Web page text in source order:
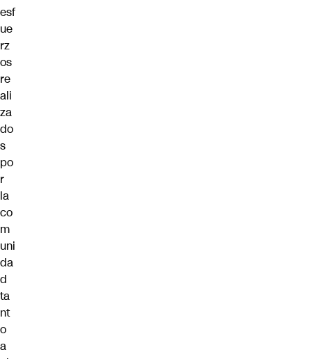
esf
ue
rz
os
re
ali
za
do
s
po
r
la
co
m
uni
da
d
ta
nt
o
a